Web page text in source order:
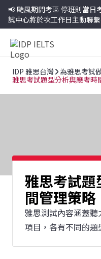
📢 颱風期間考區 停班則當日
試中心將於次工作日主動聯
IDP 雅思台灣 為雅思考試
雅思考試題型分析與應考時
雅思考試
間管理策略
雅思測試內容涵蓋
項目，各有不同的題